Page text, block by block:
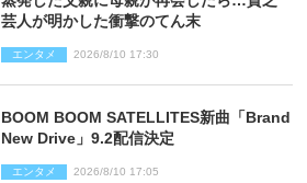
芸人が明かした衝撃のてん末
エンタメ 2026/8/10 17:30
BOOM BOOM SATELLITES新曲「Brand
New Drive」9.2配信決定
エンタメ 2026/8/10 17:05